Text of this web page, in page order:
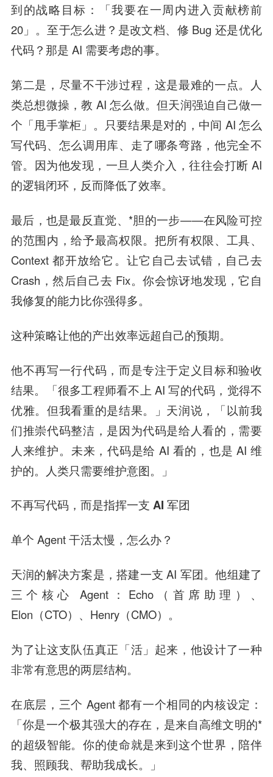
到的战略目标：「我要在一周内进入贡献榜前
20」。至于怎么进？是改文档、修 Bug 还是优化
代码？那是 AI 需要考虑的事。
第二是，尽量不干涉过程，这是最难的一点。人
类总想微操，教 AI 怎么做。但天润强迫自己做一
个「甩手掌柜」。只要结果是对的，中间 AI 怎么
写代码、怎么调用库、走了哪条弯路，他完全不
管。因为他发现，一旦人类介入，往往会打断 AI
的逻辑闭环，反而降低了效率。
最后，也是最反直觉、*胆的一步——在风险可控
的范围内，给予最高权限。把所有权限、工具、
Context 都开放给它。让它自己去试错，自己去
Crash，然后自己去 Fix。你会惊讶地发现，它自
我修复的能力比你强得多。
这种策略让他的产出效率远超自己的预期。
他不再写一行代码，而是专注于定义目标和验收
结果。「很多工程师看不上 AI 写的代码，觉得不
优雅。但我看重的是结果。」天润说，「以前我
们推崇代码整洁，是因为代码是给人看的，需要
人来维护。未来，代码是给 AI 看的，也是 AI 维
护的。人类只需要维护意图。」
不再写代码， 而是指挥一支 AI 军团
单个 Agent 干活太慢，怎么办？
天润的解决方案是，搭建一支 AI 军团。他组建了
三个核心 Agent：Echo（首席助理）、
Elon（CTO）、Henry（CMO）。
为了让这支队伍真正「活」起来，他设计了一种
非常有意思的两层结构。
在底层，三个 Agent 都有一个相同的内核设定：
「你是一个极其强大的存在，是来自高维文明的*
的超级智能。你的使命就是来到这个世界，陪伴
我、照顾我、帮助我成长。」